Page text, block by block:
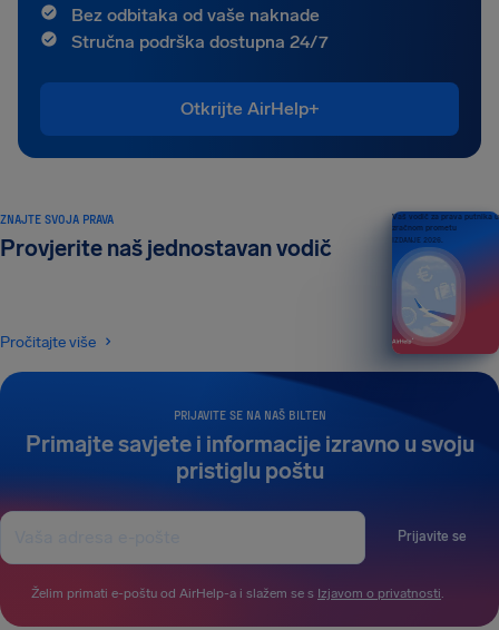
Bez odbitaka od vaše naknade
Stručna podrška dostupna 24/7
Otkrijte AirHelp+
PRIJAVITE SE NA NAŠ BILTEN
Primajte savjete i informacije izravno u svoju
pristiglu poštu
Prijavite se
Želim primati e-poštu od AirHelp-a i slažem se s Izjavom o privatnosti
ZNAJTE SVOJA PRAVA
Provjerite naš jednostavan vodič
Pročitajte više
Vaš vodič za prava putnika u
zračnom prometu
IZDANJE 2026.